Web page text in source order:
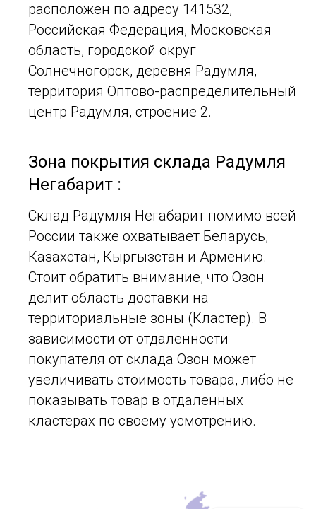
расположен по адресу 141532,
Российская Федерация, Московская
область, городской округ
Солнечногорск, деревня Радумля,
территория Оптово-распределительный
центр Радумля, строение 2.
Зона покрытия склада Радумля
Негабарит :
Склад Радумля Негабарит помимо всей
России также охватывает Беларусь,
Казахстан, Кыргызстан и Армению.
Стоит обратить внимание, что Озон
делит область доставки на
территориальные зоны (Кластер). В
зависимости от отдаленности
покупателя от склада Озон может
увеличивать стоимость товара, либо не
показывать товар в отдаленных
кластерах по своему усмотрению.